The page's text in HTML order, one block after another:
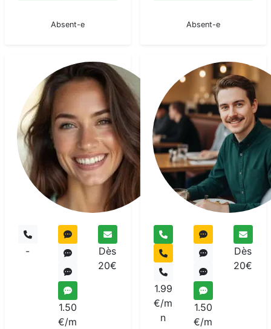
Absent-e
Absent-e
Maria
Medium
pur
-
1.50
€/m
Dès
20€
1.99
€/m
n
1.50
€/m
Dès
20€